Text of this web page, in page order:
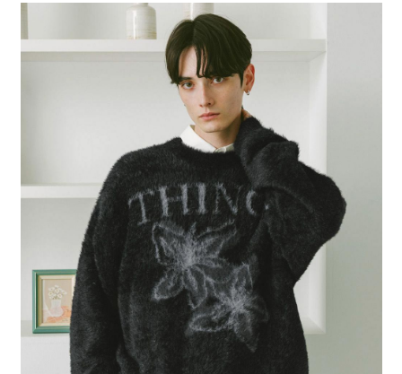
1.分期款項不併入電信帳單，「大哥付你分期」於每月結算日後寄送繳費提
2.透過簡訊連結打開帳單後，可選擇「超商條碼／台灣大直營門市／銀行轉
帳／街口支付／iPASS MONEY」等通路繳費。
1.本服務係由「台灣大哥大股份有限公司」（以下簡稱本公司）所提供，讓
用戶於交易時，得透過本服務購買商品或服務，並由商店將買賣／分期付款
買賣價金債權讓與本公司後，依約使用本公司帳單繳交帳款。
2.基於同意付款使用「大哥付你分期」之契約關係目的，商店將以您的個人
資料（包含姓名、電話或地址）提供予台灣大哥大進項蒐集、處理及利用，
由本公司與您本人進行分期帳單所需資料之確認、核對及更正。
3.完整用戶服務條款，請詳閱以下連結：
https://oppay.tw/userRule
３．安心：先確認商品／服務後，再付款。
【「AFTEE先享後付」結帳流程】
１．於結帳方式選擇「AFTEE先享後付」後，將跳轉至「AFTEE先享後付」
結帳頁面，進行簡訊認證並確認金額後，即可完成結帳。
２．訂單成立數日內，您將收到繳費通知簡訊。
３．收到繳費通知簡訊後14天內，點擊此簡訊中的連結，可透過四大超商／
ATM／網路銀行／等多元方式進行付款，方視為交易完成。
※ 請注意：結帳手續完成當下不需立刻繳費，但若您需要取消訂單，請聯絡
購買商品的店家。未經商家同意取消之訂單仍視為有效，需透過AFTEE先享
後付繳納相關費用。
※ 交易是否成功請以「AFTEE先享後付 」之結帳頁面顯示為準，若有關於
是否繳費成功／繳費後需取消欲退款等相關疑問，請聯繫「AFTEE先享後付
客戶支援中心」 https://netprotections.freshdesk.com/support/home
【注意事項】
１．透過由恩沛科技股份有限公司提供之「AFTEE先享後付」服務完成之交
易，需依本服務之必要範圍內提供個人資料，並將交易相關給付款項請求債
權轉讓予恩沛科技股份有限公司。
２．關於個人資料處理事宜，請瀏覽以下網址：https://aftee.tw/terms/#terms3
３．未成年的使用者請事先徵得法定代理人或監護人之同意方可使用
「AFTEE先享後付」，若未經同意申辦者引起之損失，本公司不負相關責
每筆NT$80，滿NT$888(含以上)免運費
每筆NT$80，滿NT$1,500(含以上)免運費
每筆NT$80，滿NT$1,500(含以上)免運費
每筆NT$80，滿NT$1,500(含以上)免運費